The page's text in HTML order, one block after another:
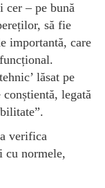
– pe bună
să fie
importantă, care
lăsat pe
legată
verifica
cu normele,